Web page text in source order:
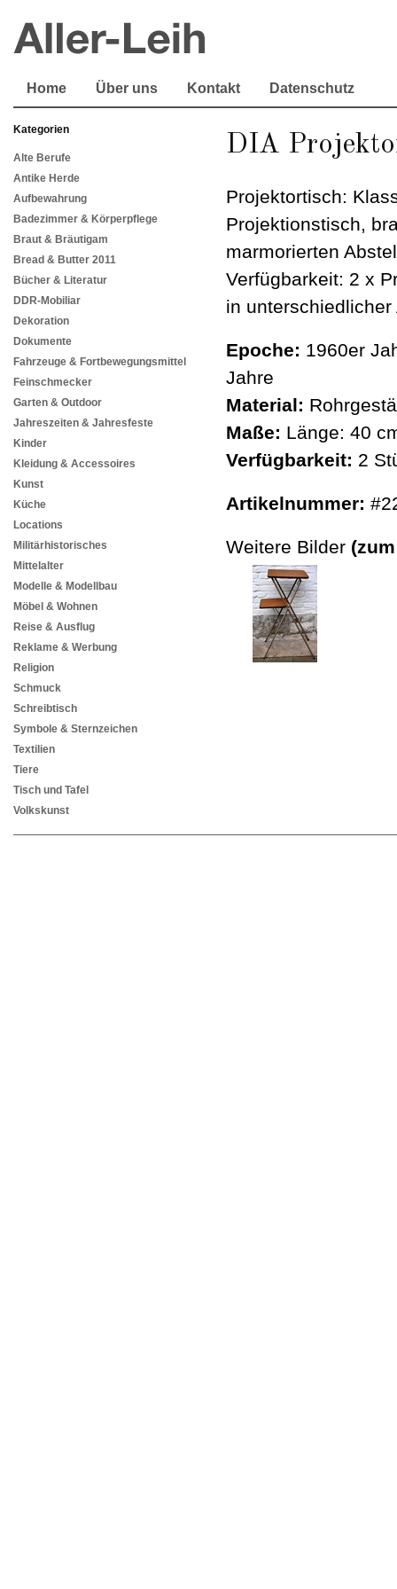
Home Über uns Kontakt Datenschutz
Kategorien
Alte Berufe
Antike Herde
Aufbewahrung
Badezimmer & Körperpflege
Braut & Bräutigam
Bread & Butter 2011
Bücher & Literatur
DDR-Mobiliar
Dekoration
Dokumente
Fahrzeuge & Fortbewegungsmittel
Feinschmecker
Garten & Outdoor
Jahreszeiten & Jahresfeste
Kinder
Kleidung & Accessoires
Kunst
Küche
Locations
Militärhistorisches
Mittelalter
Modelle & Modellbau
Möbel & Wohnen
Reise & Ausflug
Reklame & Werbung
Religion
Schmuck
Schreibtisch
Symbole & Sternzeichen
Textilien
Tiere
Tisch und Tafel
Volkskunst
DIA
Projektortisch:
Projektionstisch,
marmorierten
Verfügbarkeit: 2 x
in unterschiedlicher
Epoche: 1960er
Jahre
Material:
Maße: Länge: 40
Verfügbarkeit: 2
Artikelnummer:
Weitere Bilder